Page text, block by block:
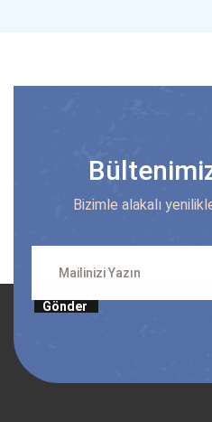
Bizimle alakalı
Gönder